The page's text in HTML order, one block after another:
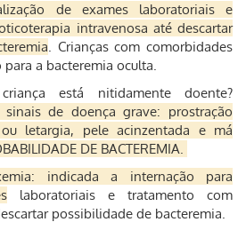
de exames laboratoriais e
intravenosa até descartar
. Crianças com comorbidades
a bacteremia oculta.
está nitidamente doente?
sinais de doença grave: prostração
letargia, pele acinzentada e má
DE BACTEREMIA.
indicada a internação para
laboratoriais e tratamento com
possibilidade de bacteremia.